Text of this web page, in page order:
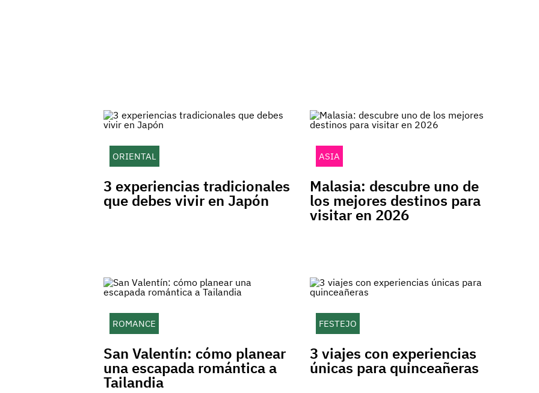
ORIENTAL
3 experiencias tradicionales
que debes vivir en Japón
ASIA
Malasia: descubre uno de
los mejores destinos para
visitar en 2026
ROMANCE
San Valentín: cómo planear
una escapada romántica a
Tailandia
FESTEJO
3 viajes con experiencias
únicas para quinceañeras